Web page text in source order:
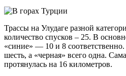
Трассы на Улудаге разной
количество спусков – 25. В
«синие» — 10 и 8 соответственно.
шесть, а «черная» всего одна.
протянулась на 16 километров.